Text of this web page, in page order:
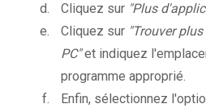
Cliquez sur "Plus
Cliquez sur "Trouver
PC"et indiquez
programme approprié.
Enfin, sélectionnez